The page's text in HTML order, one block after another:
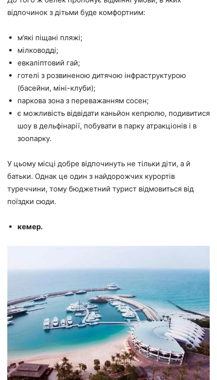
відпочинок з дітьми буде комфортним:
м’які піщані пляжі;
мілководді;
евкаліптовий гай;
готелі з розвиненою дитячою інфраструктурою
(басейни, міні-клуби);
паркова зона з переважанням сосен;
є можливість відвідати каньйон кепрюлю, подивитися
шоу в дельфінарії, побувати в парку атракціонів і в
зоопарку.
У цьому місці добре відпочинуть не тільки діти, а й
батьки. Однак це один з найдорожчих курортів
туреччини, тому бюджетний турист відмовиться від
поїздки сюди.
кемер.